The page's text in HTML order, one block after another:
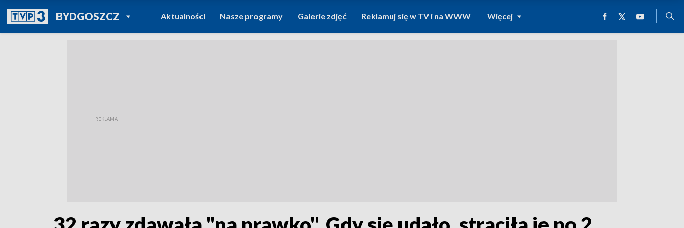
BYDGOSZCZPOWRÓT DO
TVP REGIONY
Aktualności Nasze programy Galerie zdjęć Reklamuj się w TV i na WWW Więcej